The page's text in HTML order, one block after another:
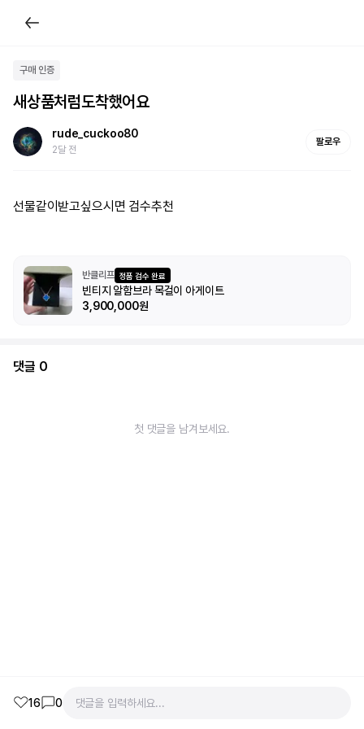
구매 인증
새상품처럼도착했어요
rude_cuckoo80
2달 전
팔로우
선물같이받고싶으시면 검수추천
반클리프 정품 검수 완료
빈티지 알함브라 목걸이 아게이트
3,900,000원
댓글 0
첫 댓글을 남겨보세요.
16 0 댓글을 입력하세요...